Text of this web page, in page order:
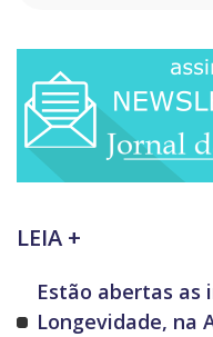
LEIA +
Estão abertas as
Longevidade, na